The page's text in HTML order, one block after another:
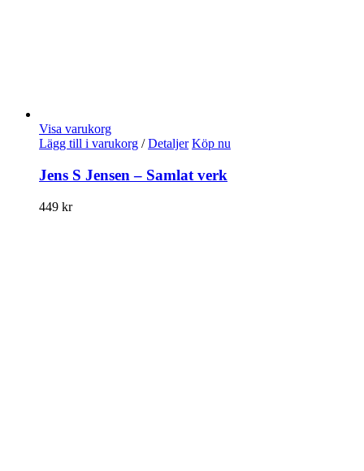
Visa varukorg
Lägg till i varukorg / Detaljer Köp nu
Jens S Jensen – Samlat verk
449 kr